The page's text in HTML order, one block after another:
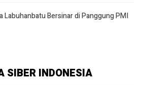
Labuhanbatu Bersinar di Panggung PMI
SIBER INDONESIA